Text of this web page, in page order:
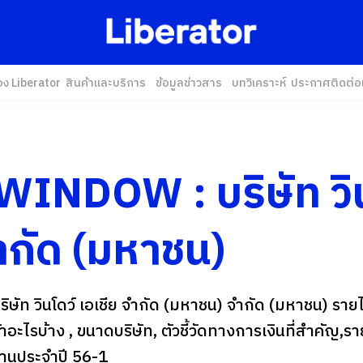
Liberator สินค้าและบริการ ข้อมูลข่าวสาร บทวิเคราะห์ ประกาศติดต่อ
: บริษัท วิ
กัด (มหาชน)
ท วินโดว์ เอเชีย จำกัด (มหาชน) จำกัด (มหาชน) รา
อะไรบ้าง , ขนาดบริษัท, ตัวชี้วัดทางการเงินที่สำคัญ,ร